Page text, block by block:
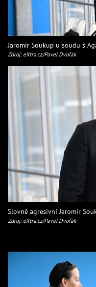
Jaromír Soukup u soudu s
Zdroj: eXtra.cz/Pavel Dvořák
Slovně agresivní Jaromír
Zdroj: eXtra.cz/Pavel Dvořák